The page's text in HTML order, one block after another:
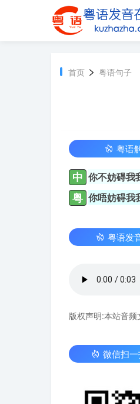
首页 > 粤语句子
粤语
中 你不妨碍我
粤 你唔妨碍我
粤语发
版权声明:本站音频
微信扫